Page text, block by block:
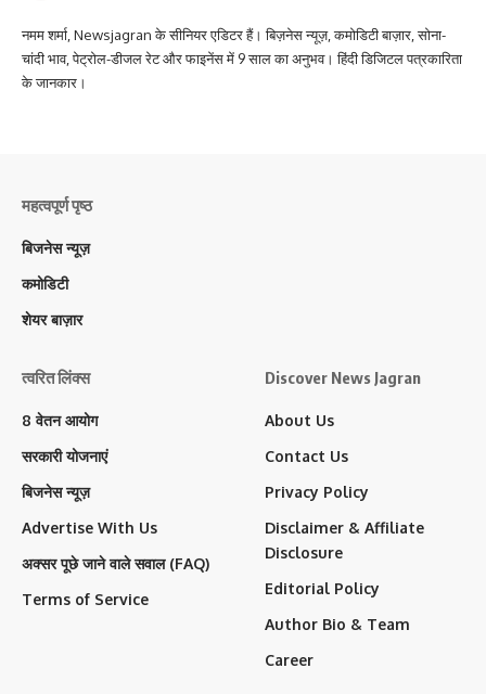
नमम शर्मा, Newsjagran के सीनियर एडिटर हैं। बिज़नेस न्यूज़, कमोडिटी बाज़ार, सोना-
चांदी भाव, पेट्रोल-डीजल रेट और फाइनेंस में 9 साल का अनुभव। हिंदी डिजिटल पत्रकारिता
के जानकार।
महत्वपूर्ण पृष्ठ
बिजनेस न्यूज़
कमोडिटी
शेयर बाज़ार
त्वरित लिंक्स
8 वेतन आयोग
सरकारी योजनाएं
बिजनेस न्यूज़
Advertise With Us
अक्सर पूछे जाने वाले सवाल (FAQ)
Terms of Service
Discover News Jagran
About Us
Contact Us
Privacy Policy
Disclaimer & Affiliate
Disclosure
Editorial Policy
Author Bio & Team
Career